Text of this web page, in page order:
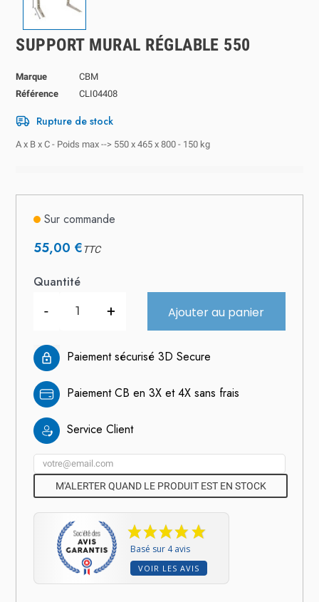
SUPPORT MURAL RÉGLABLE 550
Marque
CBM
Référence
CLI04408
Rupture de stock
A x B x C - Poids max --> 550 x 465 x 800 - 150 kg
Sur commande
55,00 €TTC
Quantité
- + Ajouter au panier
Paiement sécurisé 3D Secure
Paiement CB en 3X et 4X sans frais
Service Client
M'ALERTER QUAND LE PRODUIT EST EN STOCK
Basé sur 4 avis
VOIR LES AVIS